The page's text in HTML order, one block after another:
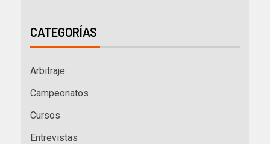
CATEGORÍAS
Arbitraje
Campeonatos
Cursos
Entrevistas